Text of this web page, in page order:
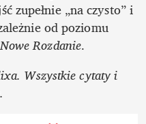
zupełnie „na czysto” i
od poziomu
Nowe Rozdanie.
Wszystkie cytaty i